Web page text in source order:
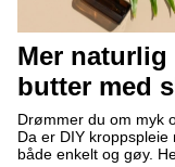
Mer
butter med
Drømmer du om myk
Da er DIY
både enkelt og gøy.